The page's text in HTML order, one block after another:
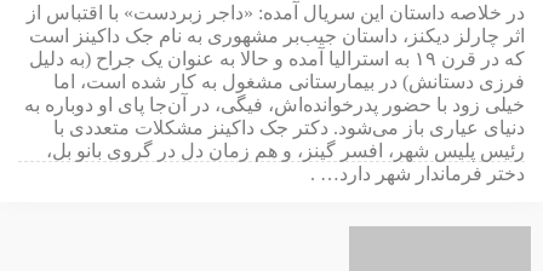
در خلاصه داستان این سریال آمده: «داجر زبردست» با اقتباس از
اثر چارلز دیکنز، داستان جیب‌بر مشهوری به نام جک داکینز است
که در قرن ۱۹ به استرالیا آمده و حالا به عنوان یک جراح (به دلیل
فرزی دستانش) در بیمارستانی مشغول به کار شده است، اما
خیلی زود با حضور پدرخوانده‌اش، فیگی، در آن‌جا پای او دوباره به
دنیای عیاری باز می‌شود. دکتر جک داکینز مشکلات متعددی با
رئیس پلیس شهر، افسر گینز، و هم زمان دل در گروی بانو بل،
دختر فرماندار شهر دارد… .